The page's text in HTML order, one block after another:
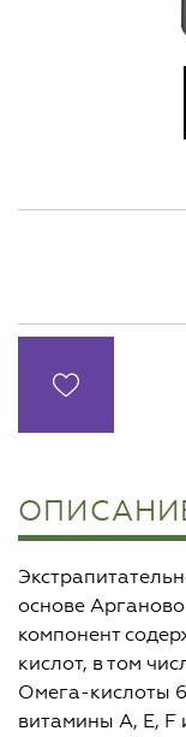
основе
компонент
кислот, в том
Омега-кислоты
витамины A, E,